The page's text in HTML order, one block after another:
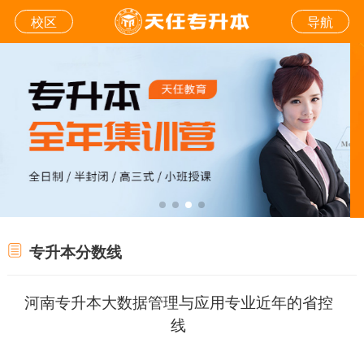
校区 导航
专升本分数线
河南专升本大数据管理与应用专业近年的省控
线